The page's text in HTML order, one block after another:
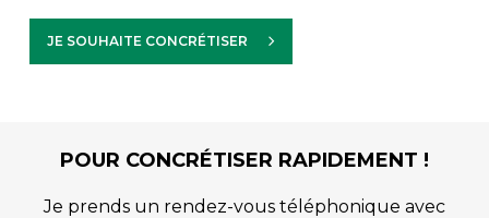
JE SOUHAITE CONCRÉTISER
POUR CONCRÉTISER RAPIDEMENT !
Je prends un rendez-vous téléphonique avec